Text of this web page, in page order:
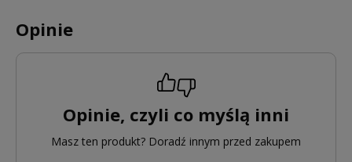
Opinie
Opinie, czyli co myślą inni
Masz ten produkt? Doradź innym przed zakupem